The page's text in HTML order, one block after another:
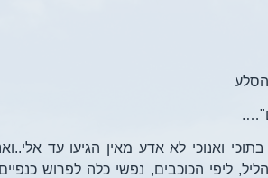
בתוכי ואנוכי לא אדע מאין הגיעו עד
ליפי הכוכבים, נפשי כלה לפרוש